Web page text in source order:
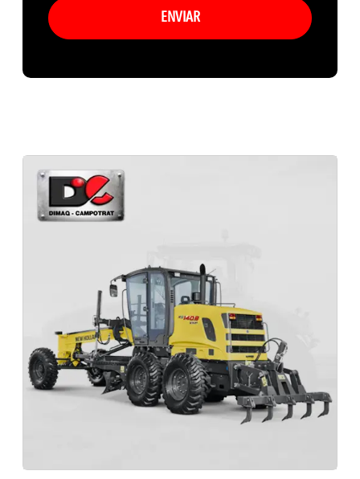
ENVIAR
Peças Para Máquinas Originais De Reposição New Holland